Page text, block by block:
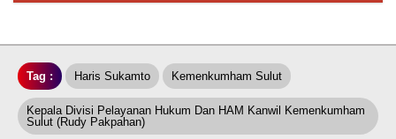
Tag : Haris Sukamto Kemenkumham Sulut
Kepala Divisi Pelayanan Hukum Dan HAM Kanwil Kemenkumham
Sulut (Rudy Pakpahan)